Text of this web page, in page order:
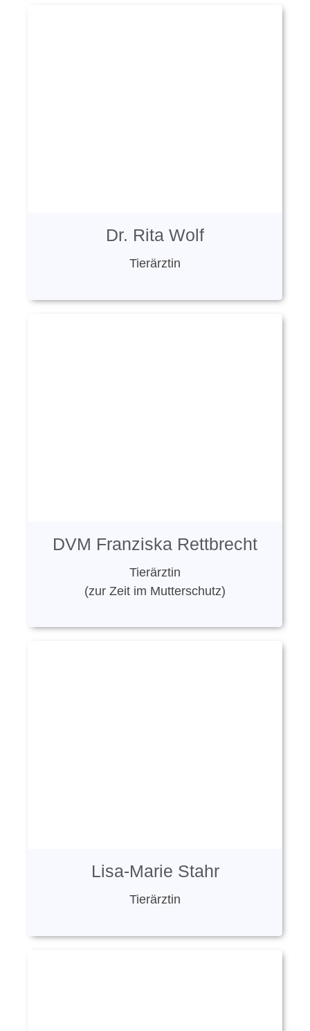
Dr. Rita Wolf
Tierärztin
DVM Franziska Rettbrecht
Tierärztin
(zur Zeit im Mutterschutz)
Lisa-Marie Stahr
Tierärztin